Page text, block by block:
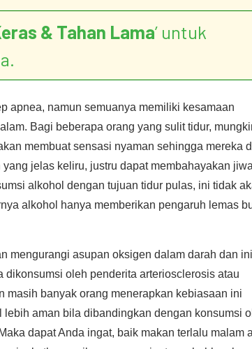
& Tahan Lama’ untuk
apnea, namun semuanya memiliki kesamaan
Bagi beberapa orang yang sulit tidur,
membuat sensasi nyaman sehingga mereka
jelas keliru, justru dapat membahayakan
alkohol dengan tujuan tidur pulas, ini tidak
alkohol hanya memberikan pengaruh lemas
mengurangi asupan oksigen dalam darah dan ini
oleh penderita arteriosclerosis atau
masih banyak orang menerapkan kebiasaan ini
aman bila dibandingkan dengan konsumsi
dapat Anda ingat, baik makan terlalu malam